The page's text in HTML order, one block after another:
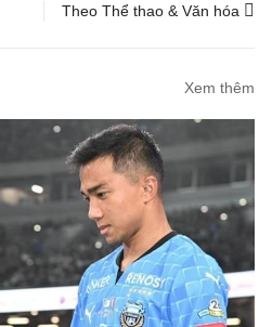
Theo Thể thao & Văn hóa
Xem thêm